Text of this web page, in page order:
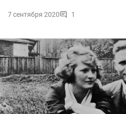
7 сентября 2020 1